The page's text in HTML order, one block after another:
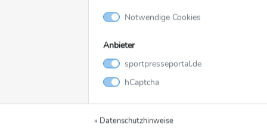
der Technologie und Gemeinschaftsprojekte
auf der Website der Gruppe:
www.entaingroup.com
Notwendige Cookies
Anbieter
sportpresseportal.de
hCaptcha
» Datenschutzhinweise